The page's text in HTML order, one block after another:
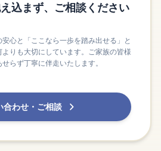
込まず、ご相談ください
心と「ここなら一歩を踏み出せる」と
りも大切にしています。ご家族の皆様
らず丁寧に伴走いたします。
合わせ・ご相談